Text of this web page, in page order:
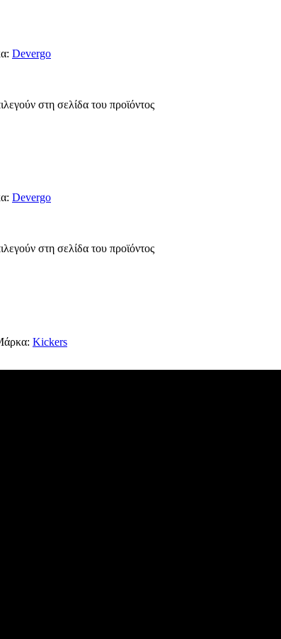
Devergo
στη σελίδα του προϊόντος
Devergo
στη σελίδα του προϊόντος
Kickers